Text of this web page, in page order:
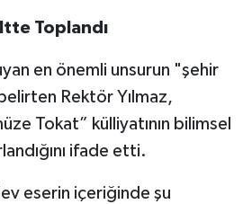
Toplandı
en önemli unsurun "şehir
Rektör Yılmaz,
Tokat” külliyatının bilimsel
ifade etti.
eserin içeriğinde şu